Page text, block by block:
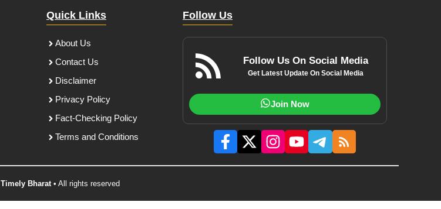
Quick Links
About Us
Contact Us
Disclaimer
Privacy Policy
Fact-Checking Policy
Terms and Conditions
Follow Us
Follow Us On Social Media
Get Latest Update On Social Media
Join Now
Timely Bharat• All rights reserved